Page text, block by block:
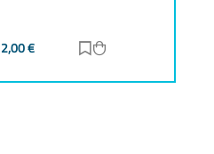
2,00€ Zur Merkliste